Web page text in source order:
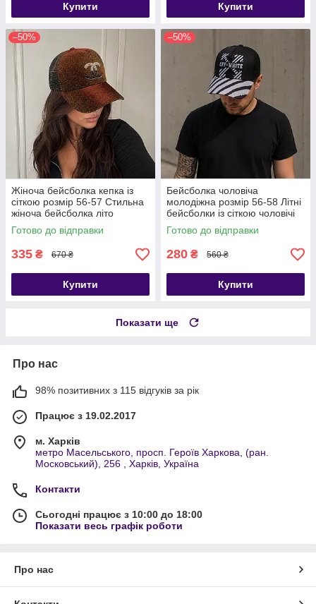
Купити Купити
–50%
Жіноча бейсболка кепка із
сіткою розмір 56-57 Стильна
жіноча бейсболка літо
Готово до відправки
335 ₴ 670 ₴
Купити
–50%
Бейсболка чоловіча
молодіжна розмір 56-58 Літні
бейсболки із сіткою чоловічі
Готово до відправки
280 ₴ 560 ₴
Купити
Показати ще
Про нас
98% позитивних з 115 відгуків за рік
Працює з 19.02.2017
м. Харків
метро Масельського, просп. Героїв Харкова, (ран.
Московський), 256 , Харків, Україна
Контакти
Сьогодні працює з 10:00 до 18:00
Показати весь графік роботи
Про нас